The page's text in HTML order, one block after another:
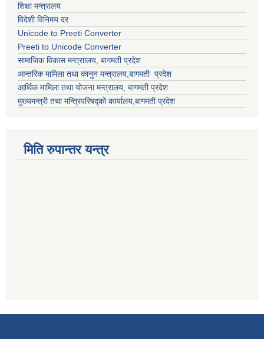
शिक्षा मन्त्रालय
विदेशी विनिमय दर
Unicode to Preeti Converter
Preeti to Unicode Converter
सामाजिक विकास मन्त्राालय, बागमती प्रदेश
आन्तरिक मामिला तथा कानुन मन्त्रालय,बागमती प्रदेश
आर्थिक मामिला तथा योजना मन्त्रालय, बागमती प्रदेश
मुख्यमन्त्री तथा मन्त्रिपरिषद्को कार्यालय,बागमती प्रदेश
मिति रुपान्तर यन्त्र